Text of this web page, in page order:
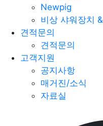
Newpig
비상 샤워장치
견적문의
견적문의
고객지원
공지사항
매거진/소식
자료실